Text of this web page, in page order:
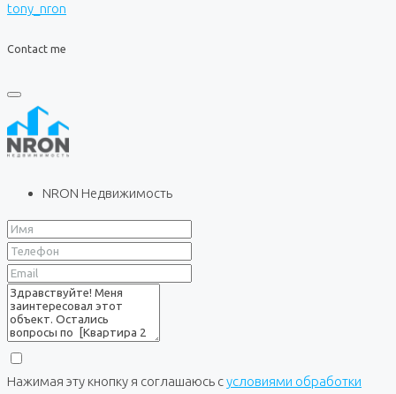
tony_nron
Contact me
NRON Недвижимость
Нажимая эту кнопку я соглашаюсь сусловиями обработки